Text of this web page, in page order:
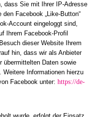
dass Sie mit Ihrer IP-Adresse
Facebook „Like-Button“
Account eingeloggt sind,
Ihrem Facebook-Profil
dieser Website Ihrem
hin, dass wir als Anbieter
übermittelten Daten sowie
Weitere Informationen hierzu
Facebook unter: https://de-